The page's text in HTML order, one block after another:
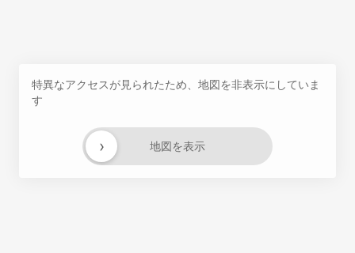
特異なアクセスが見られたため、地図を非表示にしていま
す
地図を表示
›